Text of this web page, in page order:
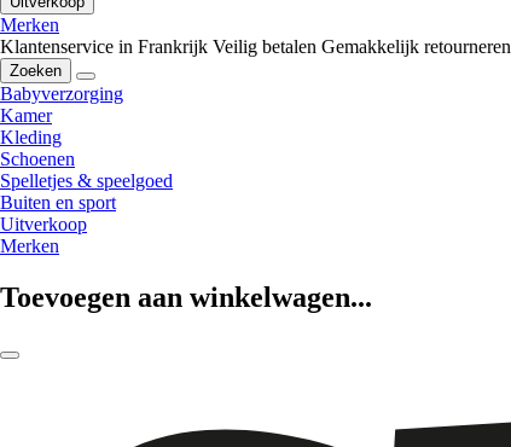
Merken
Klantenservice in Frankrijk Veilig betalen Gemakkelijk retourneren
Zoeken
Babyverzorging
Kamer
Kleding
Schoenen
Spelletjes & speelgoed
Buiten en sport
Uitverkoop
Merken
Toevoegen aan winkelwagen...